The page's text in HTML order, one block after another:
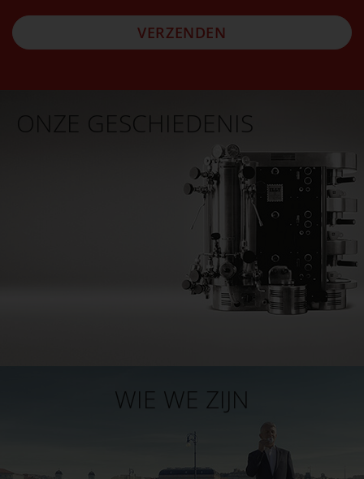
VERZENDEN
ONZE GESCHIEDENIS
WIE WE ZIJN